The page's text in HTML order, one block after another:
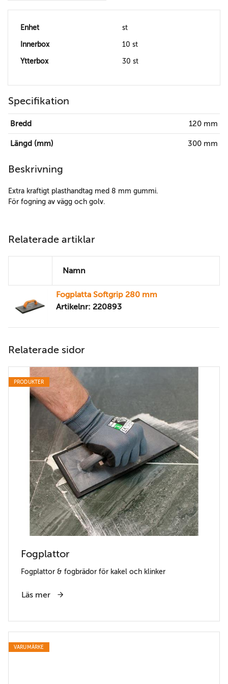
Enhet st
Innerbox 10 st
Ytterbox 30 st
Specifikation
Bredd 120 mm
Längd (mm) 300 mm
Beskrivning
Extra kraftigt plasthandtag med 8 mm gummi.
För fogning av vägg och golv.
Relaterade artiklar
Namn
Fogplatta Softgrip 280 mm
Artikelnr: 220893
Relaterade sidor
PRODUKTER
Fogplattor
Fogplattor & fogbrädor för kakel och klinker
Läs mer
VARUMÄRKE